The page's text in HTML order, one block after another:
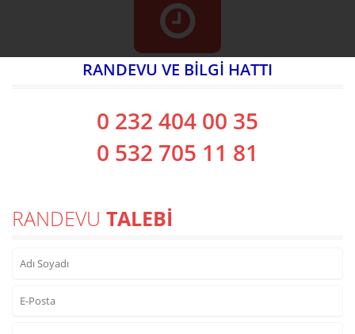
RANDEVU VE BİLGİ HATTI
0 232 404 00 35
0 532 705 11 81
RANDEVU TALEBİ